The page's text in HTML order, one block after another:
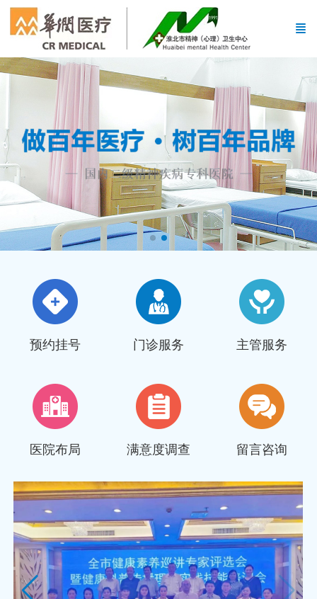
预约挂号 门诊服务 主管服务
医院布局 满意度调查 留言咨询